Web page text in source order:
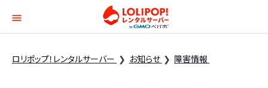
ロリポップ！レンタル
ロリポップ！レンタルサーバー お知らせ 障害情報